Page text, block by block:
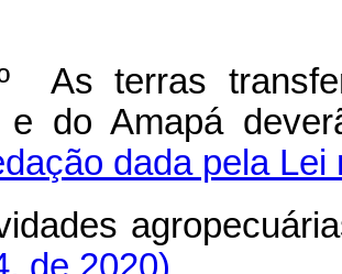
As terras
e do Amapá
dada pela Lei